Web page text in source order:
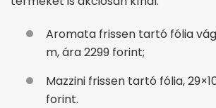
Aromata frissen tartó fólia
m, ára 2299 forint;
Mazzini frissen tartó fólia,
forint.